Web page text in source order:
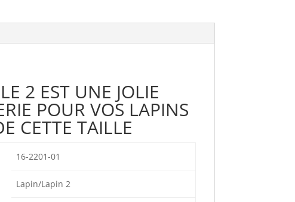
2 EST UNE JOLIE
POUR VOS LAPINS
CETTE TAILLE
16-2201-01
Lapin/Lapin 2